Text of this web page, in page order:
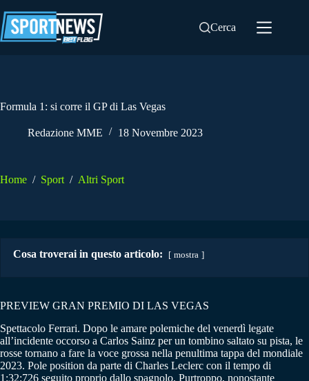
al
contenuto
Cerca
Formula 1: si corre il GP di Las Vegas
Redazione MME 18 Novembre 2023
Home / Sport / Altri Sport
Cosa troverai in questo articolo: mostra
PREVIEW GRAN PREMIO DI LAS VEGAS
Spettacolo Ferrari. Dopo le amare polemiche del venerdì legate
all’incidente occorso a Carlos Sainz per un tombino saltato su pista, le
rosse tornano a fare la voce grossa nella penultima tappa del mondiale
2023. Pole position da parte di Charles Leclerc con il tempo di
1:32:726 seguito proprio dallo spagnolo. Purtroppo, nonostante